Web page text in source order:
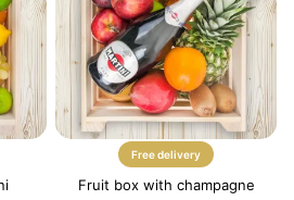
Free delivery
Fruit box with champagne